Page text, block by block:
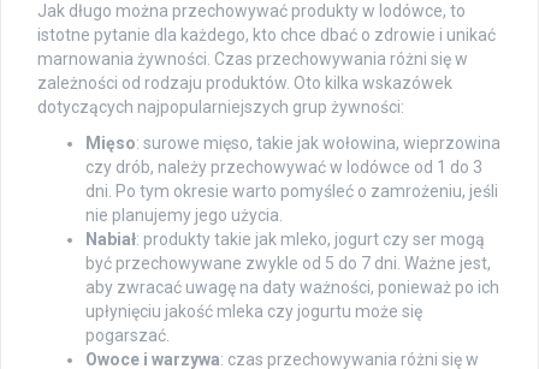
Jak długo można przechowywać produkty w lodówce, to
istotne pytanie dla każdego, kto chce dbać o zdrowie i unikać
marnowania żywności. Czas przechowywania różni się w
zależności od rodzaju produktów. Oto kilka wskazówek
dotyczących najpopularniejszych grup żywności:
Mięso: surowe mięso, takie jak wołowina, wieprzowina
czy drób, należy przechowywać w lodówce od 1 do 3
dni. Po tym okresie warto pomyśleć o zamrożeniu, jeśli
nie planujemy jego użycia.
Nabiał: produkty takie jak mleko, jogurt czy ser mogą
być przechowywane zwykle od 5 do 7 dni. Ważne jest,
aby zwracać uwagę na daty ważności, ponieważ po ich
upłynięciu jakość mleka czy jogurtu może się
pogarszać.
Owoce i warzywa: czas przechowywania różni się w